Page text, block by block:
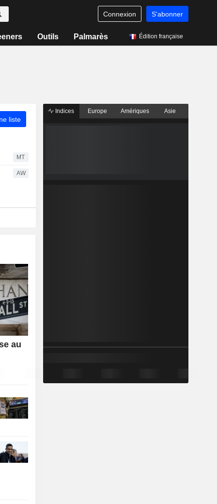
Connexion S'abonner
Outils Palmarès Édition française
liste
MT
AW
au
Indices Europe Amériques Asie